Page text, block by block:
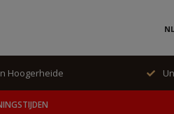
NL
Hoogerheide